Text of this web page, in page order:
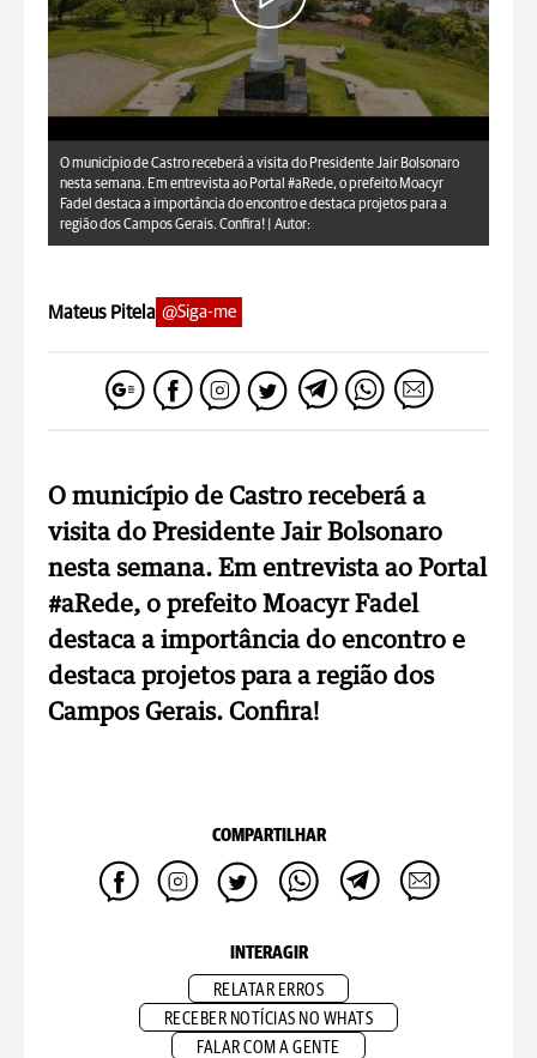
O município de Castro receberá a visita do Presidente Jair Bolsonaro
nesta semana. Em entrevista ao Portal #aRede, o prefeito Moacyr
Fadel destaca a importância do encontro e destaca projetos para a
região dos Campos Gerais. Confira! |
Autor:
Mateus Pitela @Siga-me
O município de Castro receberá a
visita do Presidente Jair Bolsonaro
nesta semana. Em entrevista ao Portal
#aRede, o prefeito Moacyr Fadel
destaca a importância do encontro e
destaca projetos para a região dos
Campos Gerais. Confira!
COMPARTILHAR
INTERAGIR
RELATAR ERROS
RECEBER NOTÍCIAS NO WHATS
FALAR COM A GENTE